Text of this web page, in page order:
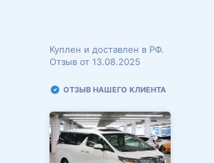
Куплен и доставлен в РФ.
Отзыв от 13.08.2025
ОТЗЫВ НАШЕГО КЛИЕНТА